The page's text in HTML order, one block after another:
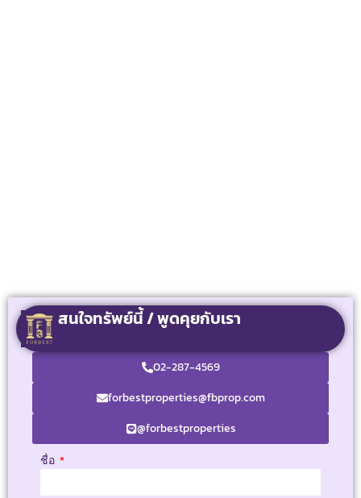
สนใจทรัพย์นี้ / พูดคุยกับเรา
02-287-4569
forbestproperties@fbprop.com
@forbestproperties
ชื่อ